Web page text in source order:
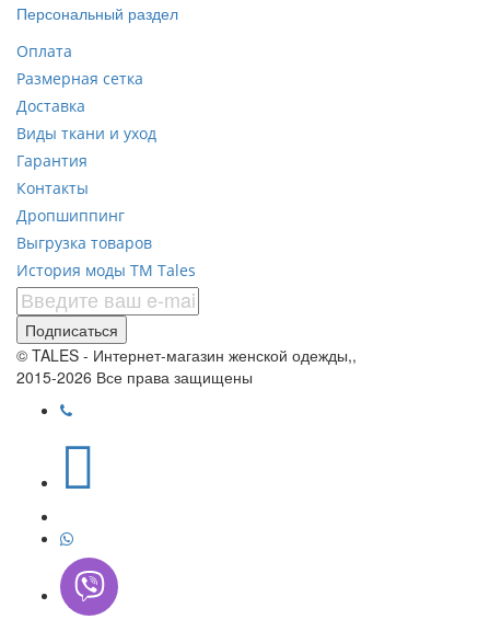
Персональный раздел
Оплата
Размерная сетка
Доставка
Виды ткани и уход
Гарантия
Контакты
Дропшиппинг
Выгрузка товаров
История моды ТМ Tales
Подписаться
© TALES - Интернет-магазин женской одежды,,
2015-2026 Все права защищены